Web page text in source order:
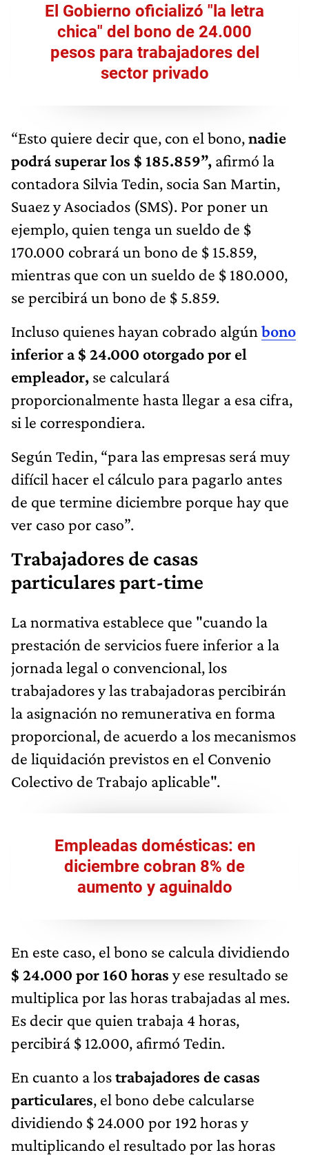
El Gobierno oficializó "la letra
chica" del bono de 24.000
pesos para trabajadores del
sector privado
“Esto quiere decir que, con el bono,nadie
podrá superar los $ 185.859”, afirmó la
contadora Silvia Tedin, socia San Martin,
Suaez y Asociados (SMS). Por poner un
ejemplo, quien tenga un sueldo de $
170.000 cobrará un bono de $ 15.859,
mientras que con un sueldo de $ 180.000,
se percibirá un bono de $ 5.859.
Incluso quienes hayan cobrado algún bono
inferior a $ 24.000 otorgado por el
empleador, se calculará
proporcionalmente hasta llegar a esa cifra,
si le correspondiera.
Según Tedin, “para las empresas será muy
difícil hacer el cálculo para pagarlo antes
de que termine diciembre porque hay que
ver caso por caso”.
Trabajadores de casas
particulares part-time
La normativa establece que "cuando la
prestación de servicios fuere inferior a la
jornada legal o convencional, los
trabajadores y las trabajadoras percibirán
la asignación no remunerativa en forma
proporcional, de acuerdo a los mecanismos
de liquidación previstos en el Convenio
Colectivo de Trabajo aplicable".
Empleadas domésticas: en
diciembre cobran 8% de
aumento y aguinaldo
En este caso, el bono se calcula dividiendo
$ 24.000 por 160 horas y ese resultado se
multiplica por las horas trabajadas al mes.
Es decir que quien trabaja 4 horas,
percibirá $ 12.000, afirmó Tedin.
En cuanto a lostrabajadores de casas
particulares, el bono debe calcularse
dividiendo $ 24.000 por 192 horas y
multiplicando el resultado por las horas